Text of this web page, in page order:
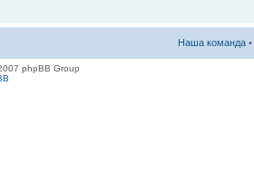
Наша команда •
phpBB Group